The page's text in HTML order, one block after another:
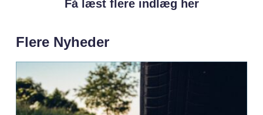
Få læst flere indlæg her
Flere Nyheder